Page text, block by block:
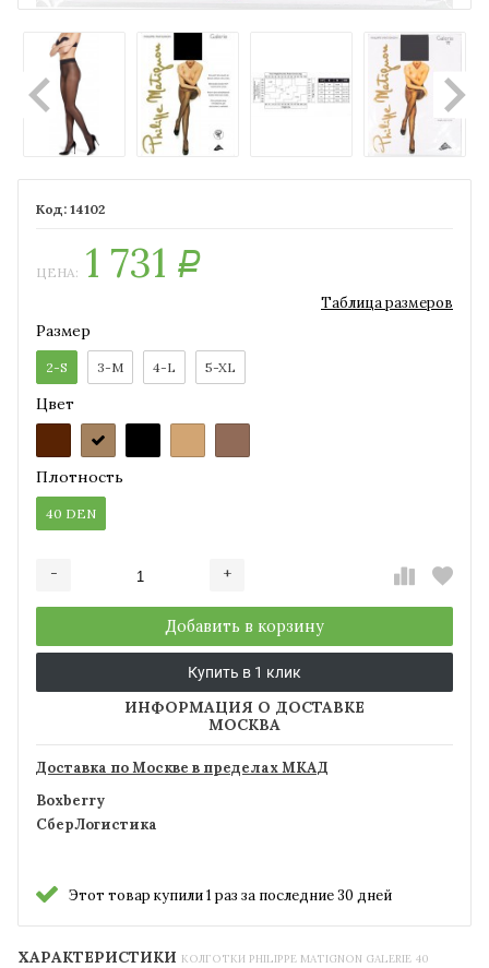
14102
ЦЕНА: 1 731 Р
Таблица размеров
Размер
2-S 3-M 4-L 5-XL
Цвет
Плотность
40 DEN
- +
Добавить в корзину
Купить в 1 клик
ИНФОРМАЦИЯ О ДОСТАВКЕ
МОСКВА
Доставка по Москве в пределах МКАД
Boxberry
СберЛогистика
Этот товар купили 1 раз за последние 30 дней
ХАРАКТЕРИСТИКИ КОЛГОТКИ PHILIPPE MATIGNON GALERIE 40